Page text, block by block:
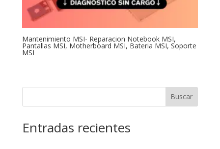
Mantenimiento MSI- Reparacion Notebook MSI,
Pantallas MSI, Motherboard MSI, Bateria MSI, Soporte
MSI
Buscar
Entradas recientes